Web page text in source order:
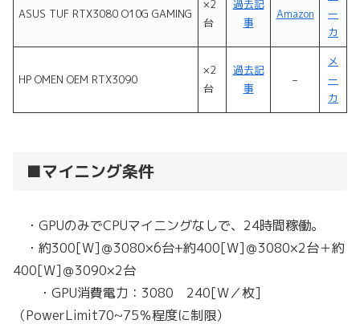
ASUS TUF RTX3080 O10G GAMING
×2
台
過去記
事
Amazon
ー
カ
HP OMEN OEM RTX3090
×2
台
過去記
事
–
メ
ー
カ
■マイニング条件
・GPUのみでCPUマイニングなしで、24時間稼働。
・約300[W]＠3080×6台+約400[W]＠3080×2台＋約
400[W]＠3090×2台
・GPU消費電力：3080 240[W／枚]
（PowerLimit70~75％程度に制限）